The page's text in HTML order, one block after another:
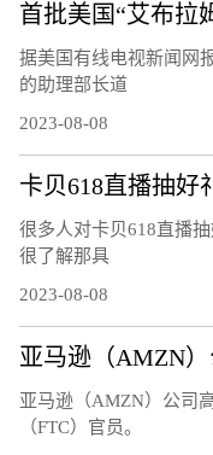
据美国有线电视新闻网
的助理部长道
2023-08-08
很多人对卡贝618直播
很了解那具
2023-08-08
亚马逊（AMZN）公司
（FTC）官员。